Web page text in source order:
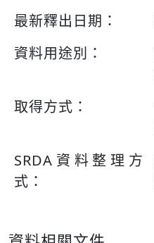
最新釋出日期：
資料用途別：
取得方式：
SRDA資料整理方
式：